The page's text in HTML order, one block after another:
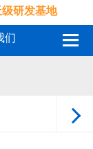
研发基地
们